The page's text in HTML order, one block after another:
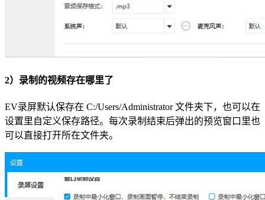
2）录制的视频存在哪里了
EV录屏默认保存在 C:/Users/Administrator 文件夹下，也可以在
设置里自定义保存路径。每次录制结束后弹出的预览窗口里也
可以直接打开所在文件夹。